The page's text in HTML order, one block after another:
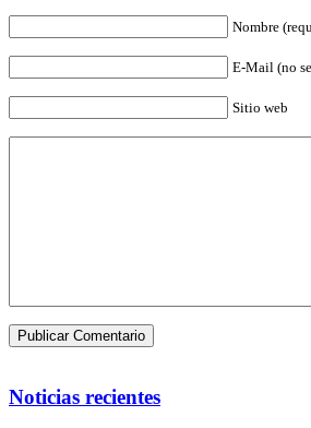
Nombre
E-Mail (no
Sitio web
Noticias recientes